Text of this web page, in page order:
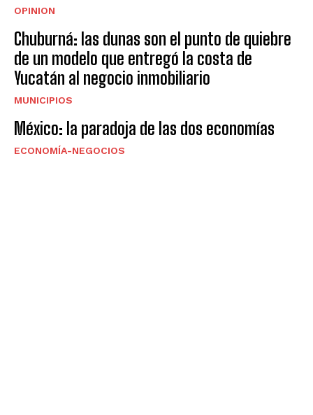
OPINION
Chuburná: las dunas son el punto de quiebre
de un modelo que entregó la costa de
Yucatán al negocio inmobiliario
MUNICIPIOS
México: la paradoja de las dos economías
ECONOMÍA-NEGOCIOS